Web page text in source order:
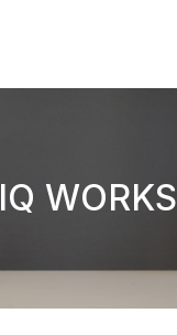
IQ WORKS